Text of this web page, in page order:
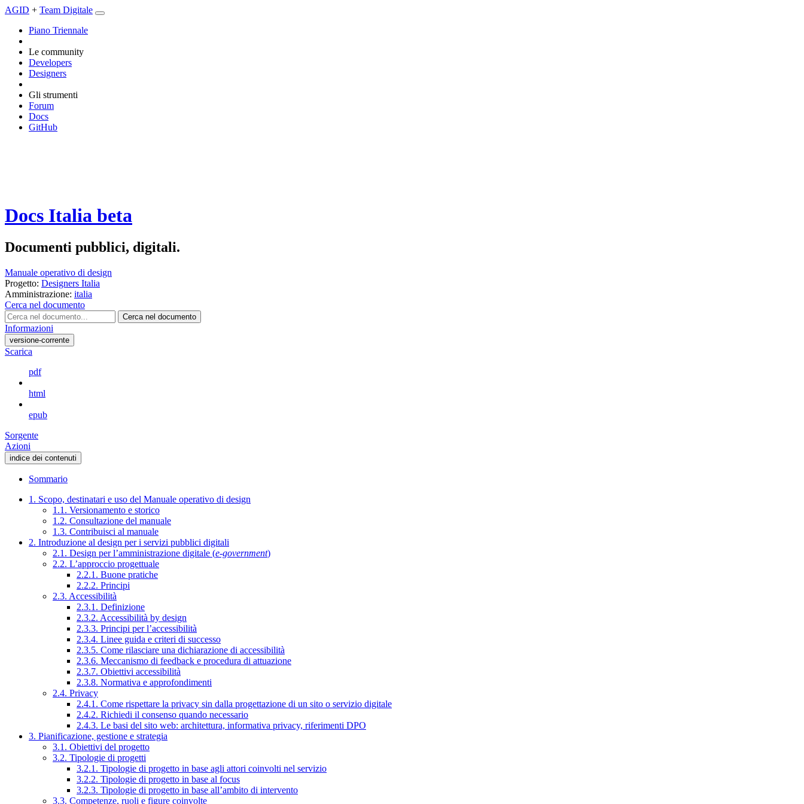
AGID + Team Digitale
Piano Triennale
Le community
Developers
Designers
Gli strumenti
Forum
Docs
GitHub
Docs Italia beta
Documenti pubblici, digitali.
Manuale operativo di design
Progetto: Designers Italia
Amministrazione: italia
Cerca nel documento
Cerca nel documento
Informazioni
versione-corrente
Scarica
pdf
html
epub
Sorgente
Azioni
indice dei contenuti
Sommario
1. Scopo, destinatari e uso del Manuale operativo di design
1.1. Versionamento e storico
1.2. Consultazione del manuale
1.3. Contribuisci al manuale
2. Introduzione al design per i servizi pubblici digitali
2.1. Design per l’amministrazione digitale (e-government)
2.2. L’approccio progettuale
2.2.1. Buone pratiche
2.2.2. Principi
2.3. Accessibilità
2.3.1. Definizione
2.3.2. Accessibilità by design
2.3.3. Principi per l’accessibilità
2.3.4. Linee guida e criteri di successo
2.3.5. Come rilasciare una dichiarazione di accessibilità
2.3.6. Meccanismo di feedback e procedura di attuazione
2.3.7. Obiettivi accessibilità
2.3.8. Normativa e approfondimenti
2.4. Privacy
2.4.1. Come rispettare la privacy sin dalla progettazione di un sito o servizio digitale
2.4.2. Richiedi il consenso quando necessario
2.4.3. Le basi del sito web: architettura, informativa privacy, riferimenti DPO
3. Pianificazione, gestione e strategia
3.1. Obiettivi del progetto
3.2. Tipologie di progetti
3.2.1. Tipologie di progetto in base agli attori coinvolti nel servizio
3.2.2. Tipologie di progetto in base al focus
3.2.3. Tipologie di progetto in base all’ambito di intervento
3.3. Competenze, ruoli e figure coinvolte